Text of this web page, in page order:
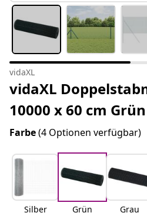
vidaXL
vidaXL
10000 x 60 cm Grün
Farbe(4 Optionen verfügbar)
Silber Grün Grau